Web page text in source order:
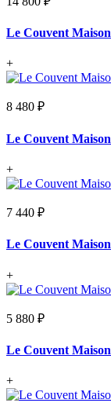
Le Couvent
+
8 480 ₽
Le Couvent
+
7 440 ₽
Le Couvent
+
5 880 ₽
Le Couvent
+